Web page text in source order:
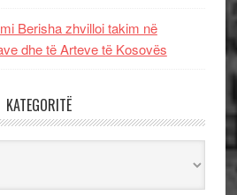
Berisha zhvilloi takim në
dhe të Arteve të Kosovës
KATEGORITË